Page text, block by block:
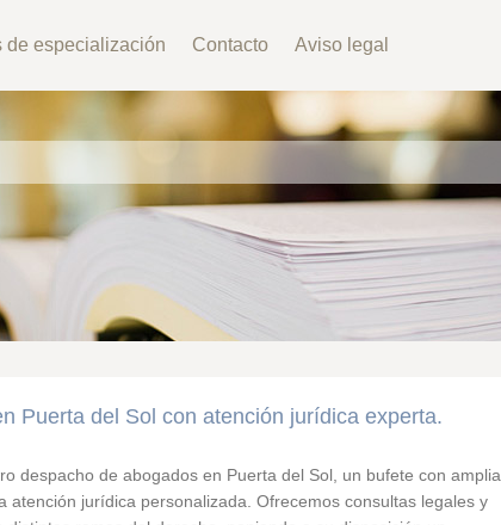
de especialización Contacto Aviso legal
Puerta del Sol con atención jurídica experta.
despacho de abogados en Puerta del Sol, un bufete con amplia
atención jurídica personalizada. Ofrecemos consultas legales y